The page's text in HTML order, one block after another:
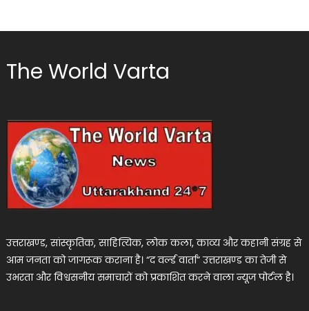
The World Varta
उत्तराखण्ड, सांस्कृतिक, साहित्यिक, लोक कला, काव्य और कहानी संग्रह से
आम जनता को जागरूक कराना है। “द वर्ल्ड वार्ता” उत्तराखण्ड का तेजी से
उभरता और विश्वसनीय समाचारों को प्रकाशित करने वाला न्यूज पोर्टल है।